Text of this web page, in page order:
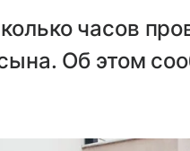
часов
Об этом